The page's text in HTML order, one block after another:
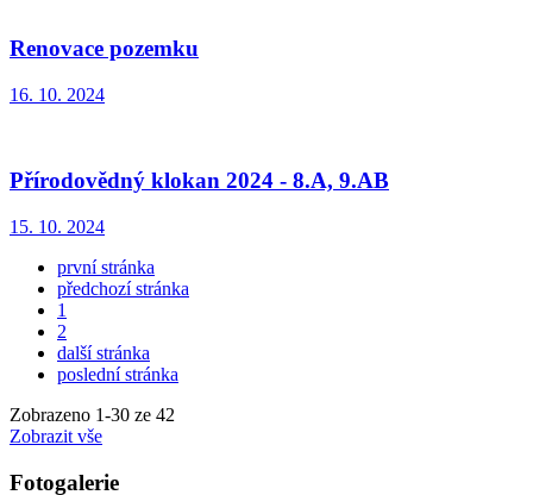
Renovace pozemku
16. 10. 2024
Přírodovědný klokan 2024 - 8.A, 9.AB
15. 10. 2024
první stránka
předchozí stránka
1
2
další stránka
poslední stránka
Zobrazeno 1-30 ze 42
Zobrazit vše
Fotogalerie